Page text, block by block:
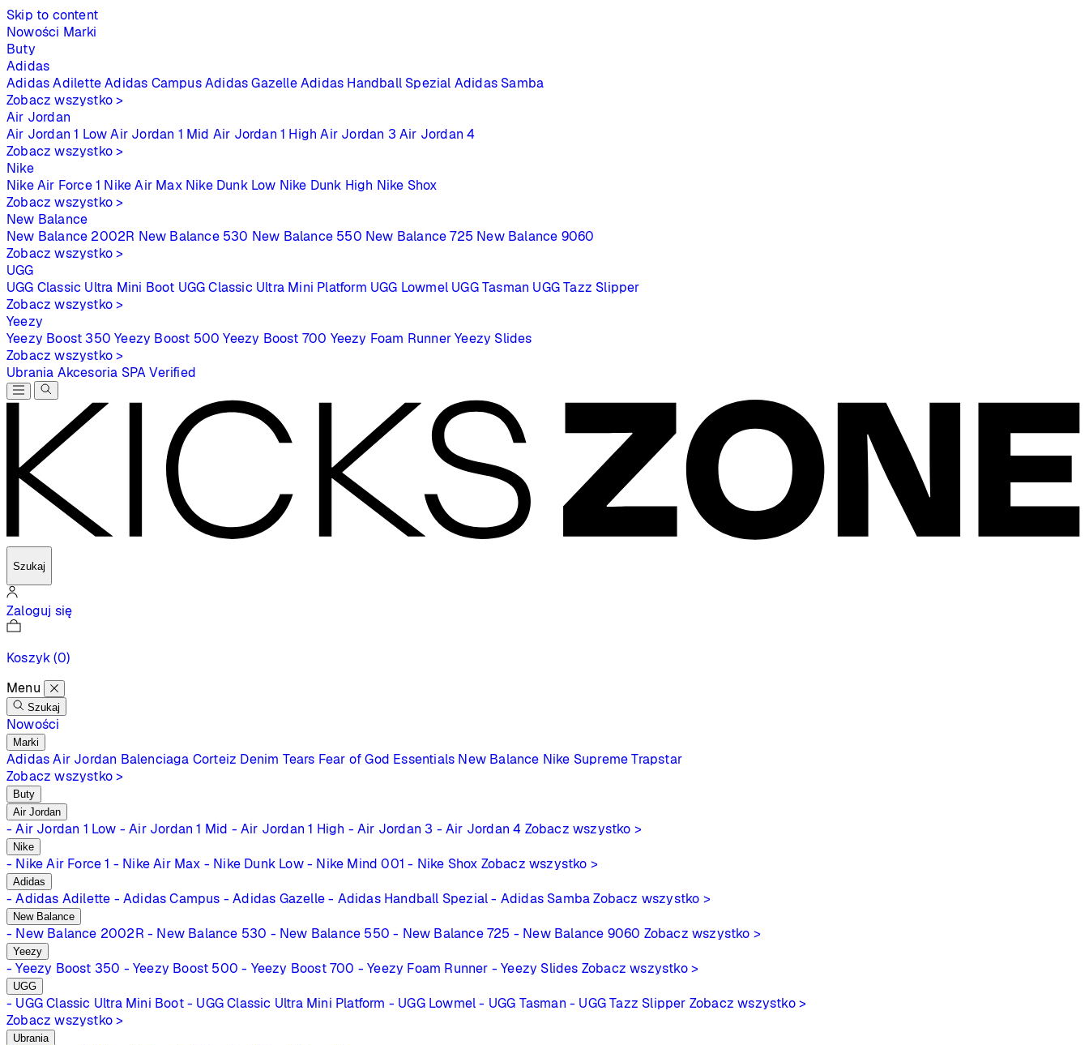
Skip to content
Nowości Marki
Buty
Adidas
Adidas Adilette Adidas Campus Adidas Gazelle Adidas Handball Spezial Adidas Samba
Zobacz wszystko >
Air Jordan
Air Jordan 1 Low Air Jordan 1 Mid Air Jordan 1 High Air Jordan 3 Air Jordan 4
Zobacz wszystko >
Nike
Nike Air Force 1 Nike Air Max Nike Dunk Low Nike Dunk High Nike Shox
Zobacz wszystko >
New Balance
New Balance 2002R New Balance 530 New Balance 550 New Balance 725 New Balance 9060
Zobacz wszystko >
UGG
UGG Classic Ultra Mini Boot UGG Classic Ultra Mini Platform UGG Lowmel UGG Tasman UGG Tazz Slipper
Zobacz wszystko >
Yeezy
Yeezy Boost 350 Yeezy Boost 500 Yeezy Boost 700 Yeezy Foam Runner Yeezy Slides
Zobacz wszystko >
Ubrania Akcesoria SPAVerified
Szukaj
Zaloguj się
Koszyk(0)
Menu
Szukaj
Nowości
Marki
Adidas Air Jordan Balenciaga Corteiz Denim Tears Fear of God Essentials New Balance Nike Supreme Trapstar
Zobacz wszystko >
Buty
Air Jordan
- Air Jordan 1 Low - Air Jordan 1 Mid - Air Jordan 1 High - Air Jordan 3 - Air Jordan 4 Zobacz wszystko >
Nike
- Nike Air Force 1 - Nike Air Max - Nike Dunk Low - Nike Mind 001 - Nike Shox Zobacz wszystko >
Adidas
- Adidas Adilette - Adidas Campus - Adidas Gazelle - Adidas Handball Spezial - Adidas Samba Zobacz wszystko >
New Balance
- New Balance 2002R - New Balance 530 - New Balance 550 - New Balance 725 - New Balance 9060 Zobacz wszystko >
Yeezy
- Yeezy Boost 350 - Yeezy Boost 500 - Yeezy Boost 700 - Yeezy Foam Runner - Yeezy Slides Zobacz wszystko >
UGG
- UGG Classic Ultra Mini Boot - UGG Classic Ultra Mini Platform - UGG Lowmel - UGG Tasman - UGG Tazz Slipper Zobacz wszystko >
Zobacz wszystko >
Ubrania